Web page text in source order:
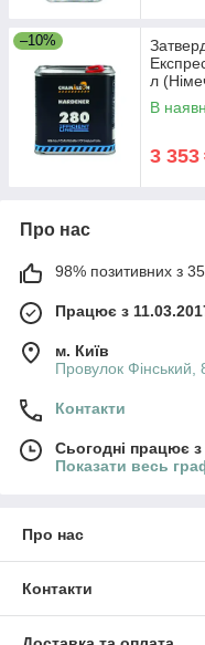
–10%
л
В
3 353
Про нас
98% позитивних з
Працює з
м. Київ
Провулок Фінський,
Контакти
Сьогодні працює
Показати весь
Про нас
Контакти